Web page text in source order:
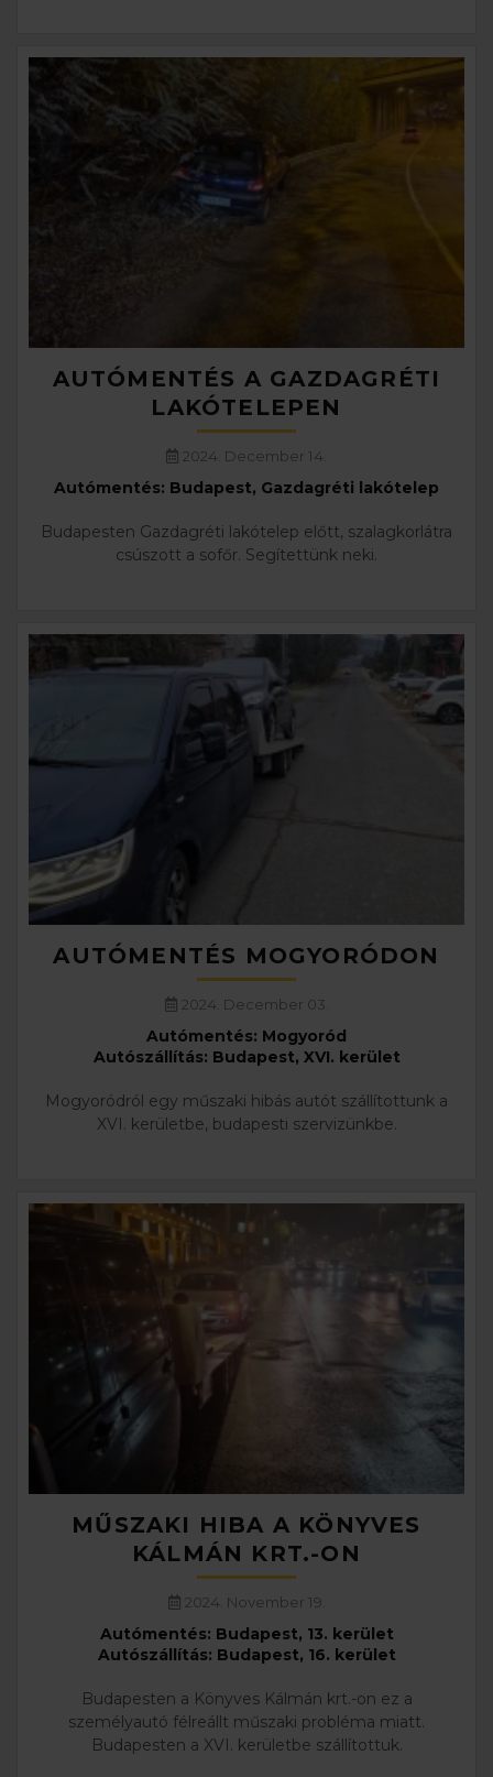
AUTÓMENTÉS A GAZDAGRÉTI
LAKÓTELEPEN
2024. December 14.
Autómentés: Budapest, Gazdagréti lakótelep
Budapesten Gazdagréti lakótelep előtt, szalagkorlátra
csúszott a sofőr. Segítettünk neki.
AUTÓMENTÉS MOGYORÓDON
2024. December 03.
Autómentés: Mogyoród
Autószállítás: Budapest, XVI. kerület
Mogyoródról egy műszaki hibás autót szállítottunk a
XVI. kerületbe, budapesti szervizünkbe.
MŰSZAKI HIBA A KÖNYVES
KÁLMÁN KRT.-ON
2024. November 19.
Autómentés: Budapest, 13. kerület
Autószállítás: Budapest, 16. kerület
Budapesten a Könyves Kálmán krt.-on ez a
személyautó félreállt műszaki probléma miatt.
Budapesten a XVI. kerületbe szállítottuk.